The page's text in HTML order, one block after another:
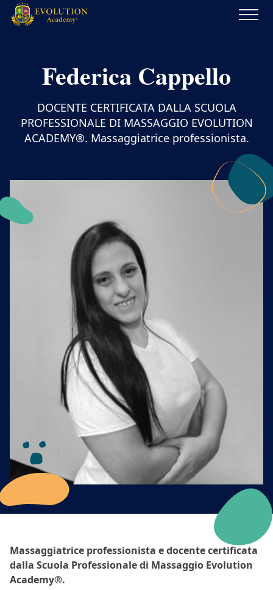
Federica Cappello
DOCENTE CERTIFICATA DALLA SCUOLA
PROFESSIONALE DI MASSAGGIO EVOLUTION
ACADEMY®. Massaggiatrice professionista.
Massaggiatrice professionista e docente certificata
dalla Scuola Professionale di Massaggio Evolution
Academy®.